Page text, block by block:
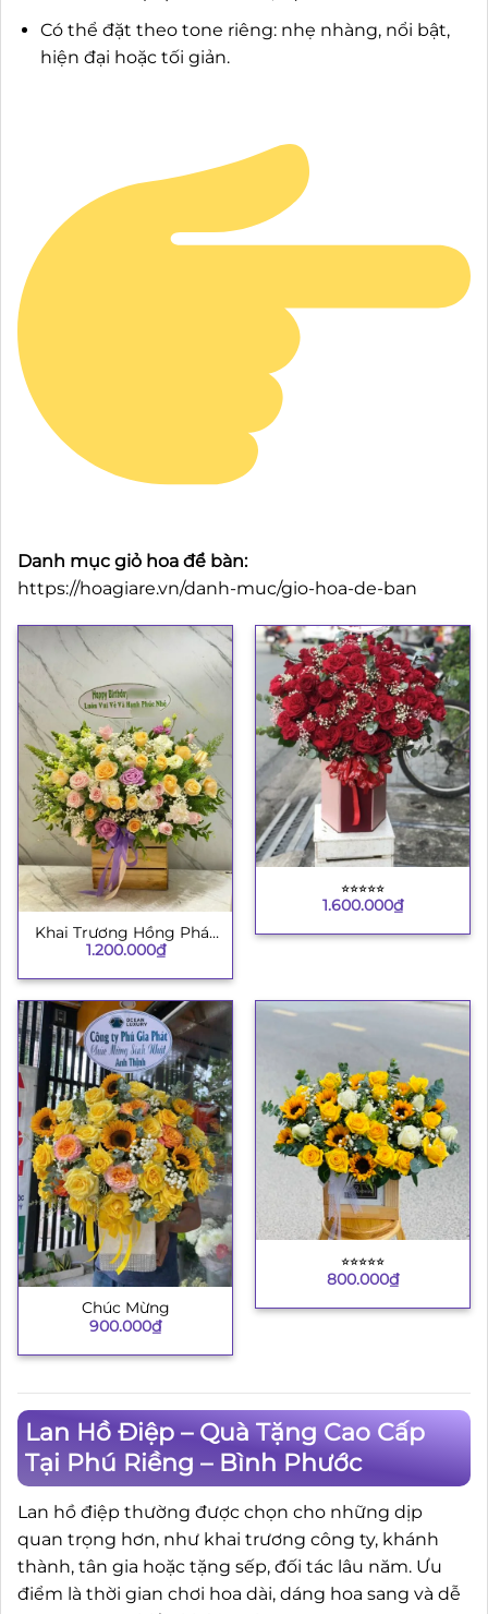
Có thể đặt theo tone riêng: nhẹ nhàng, nổi bật,
hiện đại hoặc tối giản.
Danh mục giỏ hoa để bàn:
https://hoagiare.vn/danh-muc/gio-hoa-de-ban
Khai Trương Hồng Phát
4
1.200.000₫
⭐︎⭐︎⭐︎⭐︎⭐︎
1.600.000₫
Chúc Mừng
900.000₫
⭐︎⭐︎⭐︎⭐︎⭐︎
800.000₫
Lan Hồ Điệp – Quà Tặng Cao Cấp
Tại Phú Riềng – Bình Phước
Lan hồ điệp thường được chọn cho những dịp
quan trọng hơn, như khai trương công ty, khánh
thành, tân gia hoặc tặng sếp, đối tác lâu năm. Ưu
điểm là thời gian chơi hoa dài, dáng hoa sang và dễ